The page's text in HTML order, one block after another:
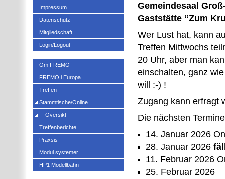
Gemeindesaal
Gaststätte “Zum
Wer Lust hat, kann
Treffen Mittwochs
20 Uhr, aber man
einschalten, ganz
will :-) !
Zugang kann erfragt
Die nächsten
14. Januar 2026
28. Januar 2026
11. Februar 2026
25. Februar 2026
Impressum
Datenschutz
Mitgliedschaft
Login/Logout
Om FREMO
FREMO i Europa
Treffen
Stammtische/Online
Översikt
Treffenberichte
Praxsis
Modul systemer
HP1 Modellbahn